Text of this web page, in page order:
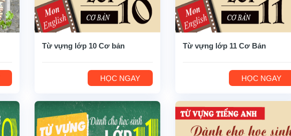
Từ vựng lớp 10 Cơ bản
HỌC NGAY
Từ vựng lớp 11 Cơ Bản
HỌC NGAY